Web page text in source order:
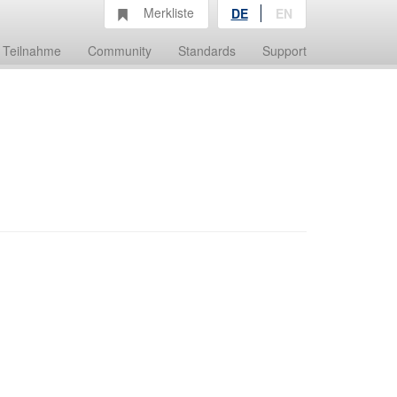
Teilnahme Community Standards Support
Merkliste DE EN